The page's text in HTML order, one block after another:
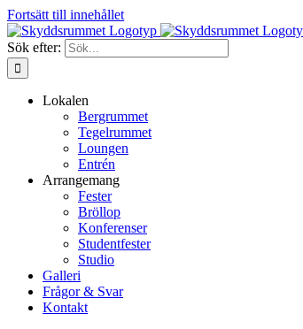
Fortsätt till innehållet
Sök efter:
Lokalen
Bergrummet
Tegelrummet
Loungen
Entrén
Arrangemang
Fester
Bröllop
Konferenser
Studentfester
Studio
Galleri
Frågor & Svar
Kontakt